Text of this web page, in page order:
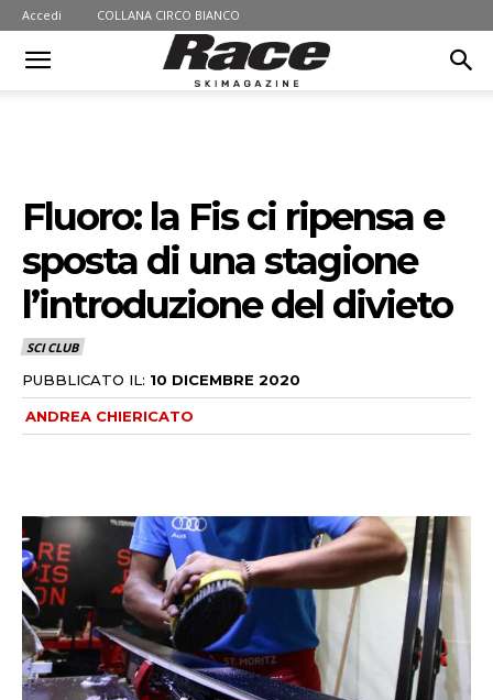
Accedi COLLANA CIRCO BIANCO
Fluoro: la Fis ci ripensa e
sposta di una stagione
l’introduzione del divieto
SCI CLUB
PUBBLICATO IL: 10 DICEMBRE 2020
ANDREA CHIERICATO